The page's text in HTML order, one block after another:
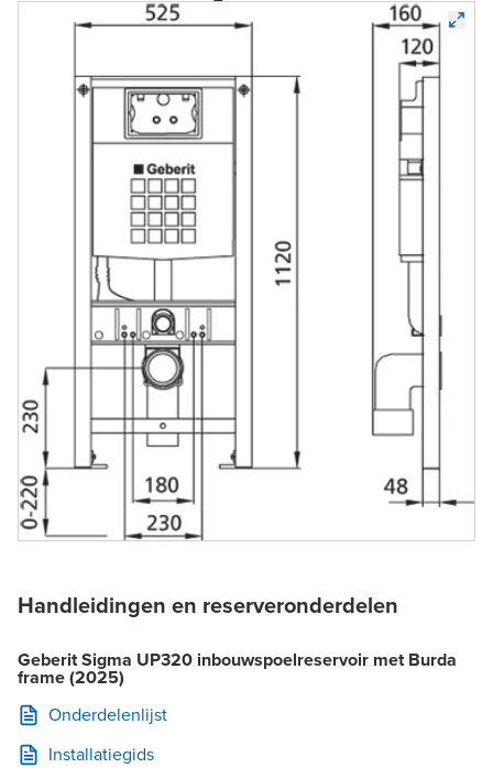
Handleidingen en reserveronderdelen
Geberit Sigma UP320 inbouwspoelreservoir met Burda
frame (2025)
Onderdelenlijst
Installatiegids